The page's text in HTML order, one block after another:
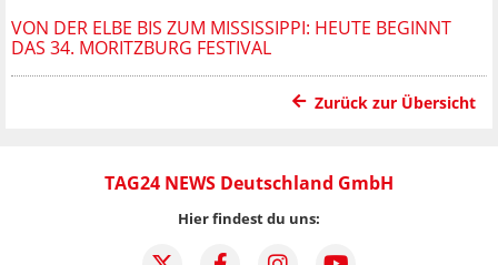
VON DER ELBE BIS ZUM MISSISSIPPI: HEUTE BEGINNT
DAS 34. MORITZBURG FESTIVAL
Zurück zur Übersicht
TAG24 NEWS Deutschland GmbH
Hier findest du uns: